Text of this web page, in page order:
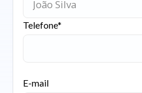
Telefone*
E-mail